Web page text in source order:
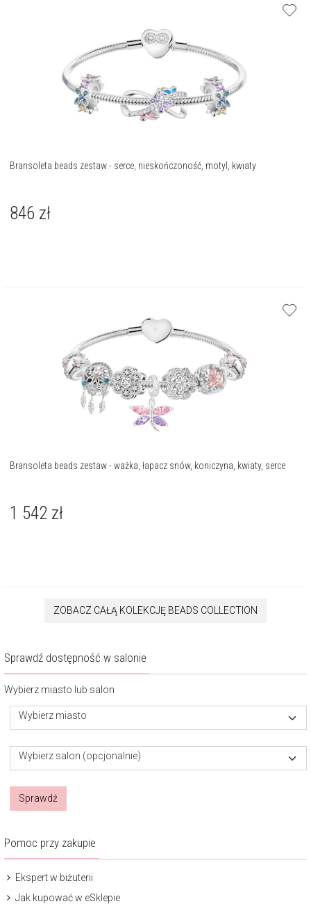
Bransoleta beads zestaw - serce, nieskończoność, motyl, kwiaty
846 zł
Bransoleta beads zestaw - ważka, łapacz snów, koniczyna, kwiaty, serce
1 542 zł
ZOBACZ CAŁĄ KOLEKCJĘ BEADS COLLECTION
Sprawdź dostępność w salonie
Wybierz miasto lub salon
Wybierz miasto
Wybierz salon (opcjonalnie)
Sprawdź
Pomoc przy zakupie
Ekspert w biżuterii
Jak kupować w eSklepie